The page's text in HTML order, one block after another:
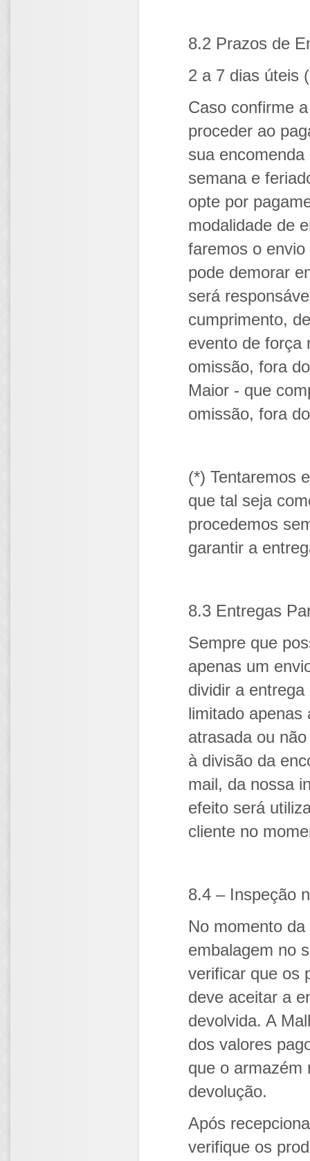
8.2 Prazos de
2 a 7 dias úteis
Caso confirme
proceder ao
sua
semana e
opte por
modalidade de
faremos o
pode demorar
será
cumprimento,
evento de força
omissão, fora
Maior - que
omissão, fora
(*) Tentaremos
que tal seja
procedemos
garantir a
8.3 Entregas
Sempre que
apenas um
dividir a
limitado apenas
atrasada ou
à divisão da
mail, da nossa
efeito será
cliente no
8.4 – Inspeção
No momento
embalagem no
verificar que os
deve aceitar a
devolvida. A
dos valores
que o armazém
devolução.
Após
verifique os